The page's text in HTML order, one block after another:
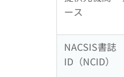
ース
NACSIS書誌
ID（NCID）